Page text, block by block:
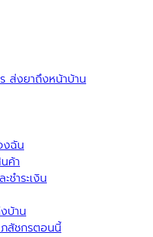
ส่งยาถึงหน้าบ้าน
ฉัน
ค้า
ชำระเงิน
บ้าน
ภสัชกรตอนนี้